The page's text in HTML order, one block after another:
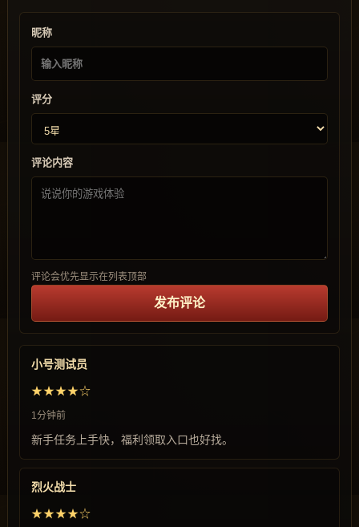
昵称
评分
评论内容
评论会优先显示在列表顶部
发布评论
小号测试员
★★★★☆
1分钟前
新手任务上手快，福利领取入口也好找。
烈火战士
★★★★☆